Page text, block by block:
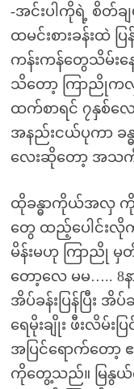
-အင်းပါကိုရဲ့ စိတ်ခ
ထမင်းစားခန်းထဲ
ကန်းကန်တွေသိမ်းန
သိတော့ ကြာညိုက
ထက်စာရင် ၇နှစ်လ
အနည်းငယ်ပုကာ ခ
လေးဆိုတော့ အသ
ထိုခန္ဓာကိုယ်အလှ
တွေ ထည့်ပေါင်း
မိန်းမဟု ကြာညို မှတ်
တော့လေ မမ….. 8န
အိပ်ခန်းပြန်ပြီး အိ
ရေမိုးချိုး ဖီးလိမ်း
အပြင်ရောက်တော့
ကိုတွေ့သည်။ မြနွယ်